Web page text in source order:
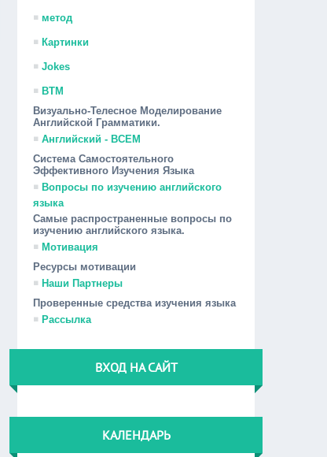
метод
Картинки
Jokes
ВТМ
Визуально-Телесное Моделирование
Английской Грамматики.
Английский - ВСЕМ
Система Самостоятельного
Эффективного Изучения Языка
Вопросы по изучению английского
языка
Самые распространенные вопросы по
изучению английского языка.
Мотивация
Ресурсы мотивации
Наши Партнеры
Проверенные средства изучения языка
Рассылка
ВХОД НА САЙТ
КАЛЕНДАРЬ